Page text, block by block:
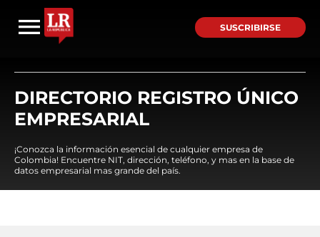
SUSCRIBIRSE
DIRECTORIO REGISTRO ÚNICO
EMPRESARIAL
¡Conozca la información esencial de cualquier empresa de
Colombia! Encuentre NIT, dirección, teléfono, y mas en la base de
datos empresarial mas grande del país.